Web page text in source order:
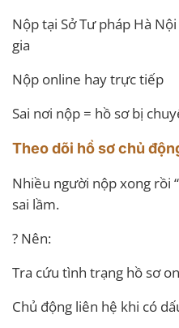
Nộp tại Sở Tư pháp Hà
gia
Nộp online hay trực tiếp
Sai nơi nộp = hồ sơ bị
Theo dõi hồ sơ chủ
Nhiều người nộp xong rồi
sai lầm.
? Nên:
Tra cứu tình trạng hồ sơ
Chủ động liên hệ khi có